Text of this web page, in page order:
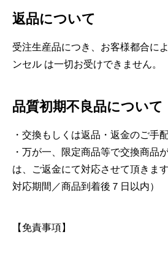
返品について
受注生産品につき、お客様都合に
ンセル は一切お受けできません。
品質初期不良品について
・交換もしくは返品・返金のご手
・万が一、限定商品等で交換商品
は、ご返金にて対応させて頂きま
対応期間／商品到着後７日以内）
【免責事項】